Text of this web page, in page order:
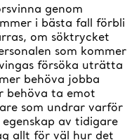
genom
i bästa fall förbli
om söktrycket
som kommer
försöka uträtta
behöva jobba
behöva ta emot
som undrar varför
av tidigare
allt för väl hur det